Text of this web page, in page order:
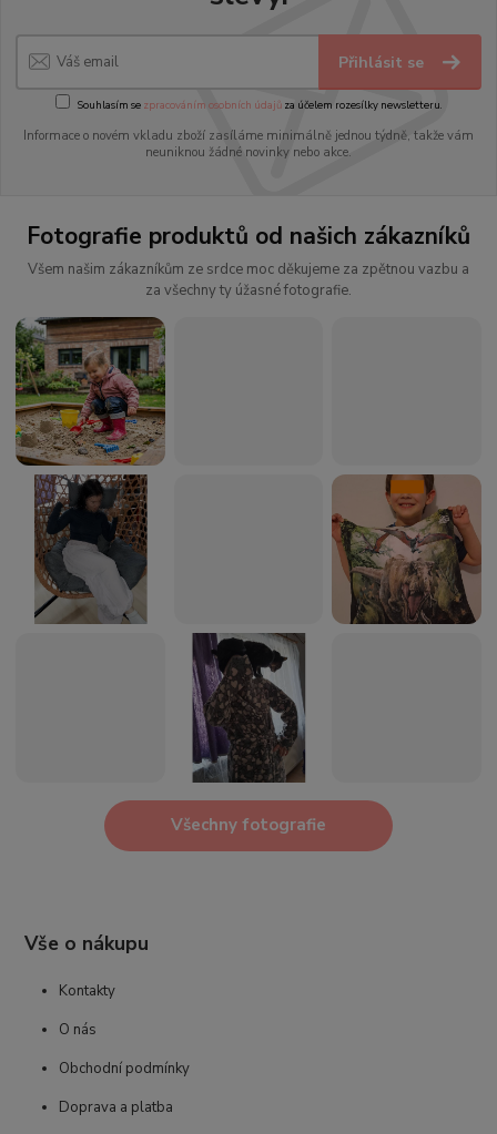
Přihlásit se
Souhlasím se zpracováním osobních údajůza účelem rozesílky newsletteru.
Informace o novém vkladu zboží zasíláme minimálně jednou týdně, takže vám
neuniknou žádné novinky nebo akce.
Fotografie produktů od našich zákazníků
Všem našim zákazníkům ze srdce moc děkujeme za zpětnou vazbu a
za všechny ty úžasné fotografie.
Všechny fotografie
Vše o nákupu
Kontakty
O nás
Obchodní podmínky
Doprava a platba